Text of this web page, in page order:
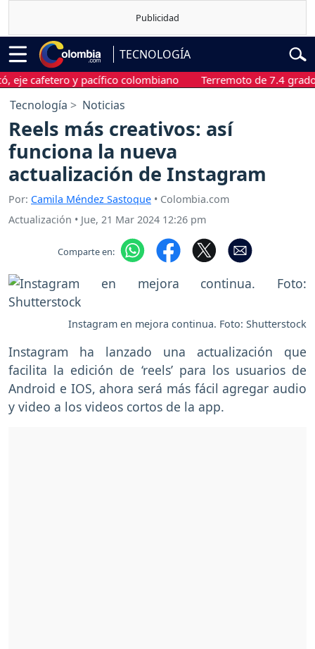
TECNOLOGÍA
y pacífico colombiano Terremoto de 7.4 grados
Tecnología Noticias
Reels más creativos: así
funciona la nueva
actualización de Instagram
Por: Camila Méndez Sastoque • Colombia.com
Actualización • Jue, 21 Mar 2024 12:26 pm
Comparte en:
Instagram en mejora continua. Foto: Shutterstock
Instagram ha lanzado una actualización que
facilita la edición de ‘reels’ para los usuarios de
Android e IOS, ahora será más fácil agregar audio
y video a los videos cortos de la app.